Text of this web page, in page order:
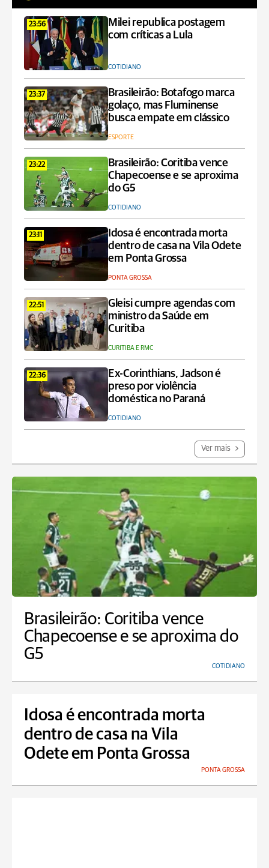
23:56
Milei republica postagem
com críticas a Lula
COTIDIANO
23:37
Brasileirão: Botafogo marca
golaço, mas Fluminense
busca empate em clássico
ESPORTE
23:22
Brasileirão: Coritiba vence
Chapecoense e se aproxima
do G5
COTIDIANO
23:11
Idosa é encontrada morta
dentro de casa na Vila Odete
em Ponta Grossa
PONTA GROSSA
22:51
Gleisi cumpre agendas com
ministro da Saúde em
Curitiba
CURITIBA E RMC
22:36
Ex-Corinthians, Jadson é
preso por violência
doméstica no Paraná
COTIDIANO
Ver mais
Brasileirão: Coritiba vence
Chapecoense e se aproxima do
G5
COTIDIANO
Idosa é encontrada morta
dentro de casa na Vila
Odete em Ponta Grossa
PONTA GROSSA